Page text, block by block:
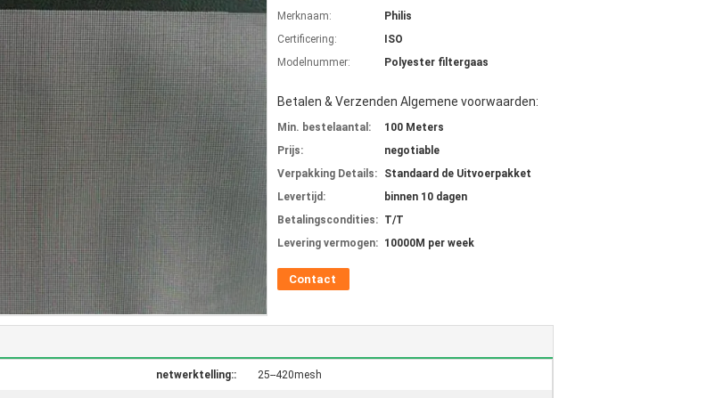
Merknaam:
Philis
Certificering:
ISO
Modelnummer:
Polyester filtergaas
Betalen & Verzenden Algemene voorwaarden:
Min. bestelaantal:
100 Meters
Prijs:
negotiable
Verpakking Details:
Standaard de Uitvoerpakket
Levertijd:
binnen 10 dagen
Betalingscondities: T/T
Levering vermogen: 10000M per week
Contact
netwerktelling:: 25--420mesh